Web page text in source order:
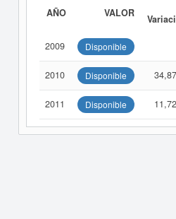
AÑO VALOR
2009 Disponible
2010 Disponible
2011 Disponible